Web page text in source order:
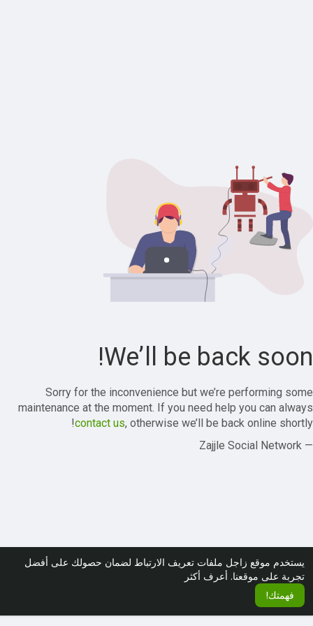
يستخدم موقع زاجل ملفات تعريف الارتباط لضمان حصولك على أفضل
تجربة على موقعنا. أعرف أكثر
فهمتك!
We’ll be back soon!
Sorry for the inconvenience but we’re performing some
maintenance at the moment. If you need help you can always
contact us, otherwise we’ll be back online shortly!
— Zajjle Social Network